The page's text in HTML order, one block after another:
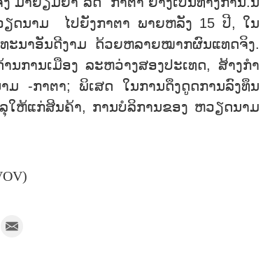
ຽດນາມ ໄປຍັງກາຕາ ພາຍຫລັງ 15 ປີ, ໃນ
ະນາອັນດີງາມ ດ້ວຍຫລາຍໝາກຜົນແທດຈິງ.
ນການເມືອງ ລະຫວ່າງສອງປະເທດ, ສ້າງກຳ
-ກາຕາ; ພິເສດ ໃນການດຶງດູດການລົງທຶນ
ໃຫ້ແກ່ສິນຄ້າ, ການບໍລິການຂອງ ຫວຽດນາມ